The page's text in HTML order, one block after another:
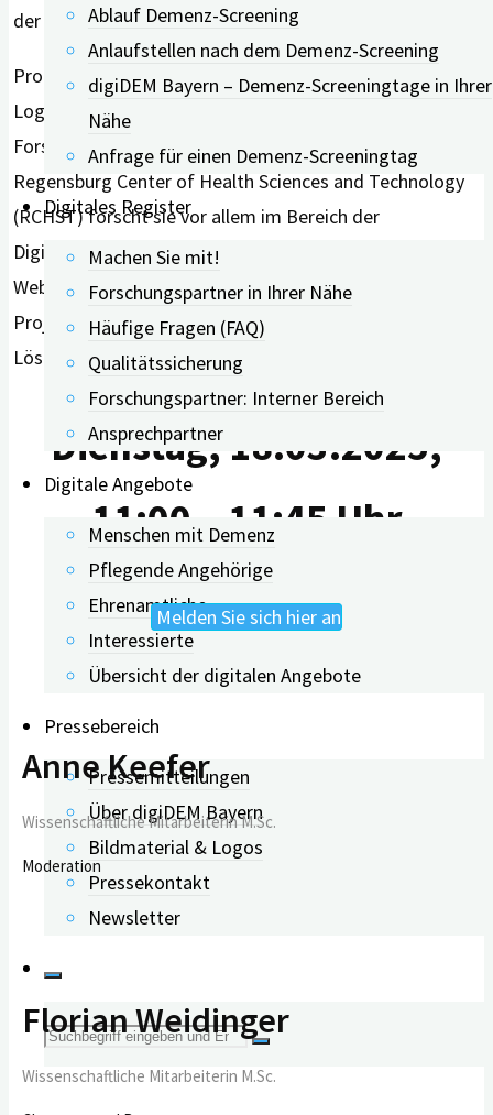
Ablauf Demenz-Screening
Anlaufstellen nach dem Demenz-Screening
digiDEM Bayern – Demenz-Screeningtage in Ihrer
Nähe
Anfrage für einen Demenz-Screeningtag
Digitales Register
Machen Sie mit!
Forschungspartner in Ihrer Nähe
Häufige Fragen (FAQ)
Qualitätssicherung
Forschungspartner: Interner Bereich
Ansprechpartner
Digitale Angebote
Menschen mit Demenz
Pflegende Angehörige
Ehrenamtliche
Interessierte
Übersicht der digitalen Angebote
Pressebereich
Pressemitteilungen
Über digiDEM Bayern
Bildmaterial & Logos
Pressekontakt
Newsletter
Suche
der Zukunft.
Prof. Dr. rer. medic. Norina Lauer ist Professorin für
Logopädie an der OTH Regensburg und hat dort das
Forschungsprojekt BaSeTaLK geleitet. Als Mitglied des
Regensburg Center of Health Sciences and Technology
(RCHST) forscht sie vor allem im Bereich der
Digitalisierung in der Logopädie. Im kommenden
Webinar gibt Prof. Dr. Lauer einen Einblick in das
Projekt ‚BaSeTaLK‘ und beschreibt den digitalen
Lösungsansatz der Biographiearbeit.
Dienstag, 18.03.2025,
11:00 – 11:45 Uhr
Melden Sie sich hier an
Anne Keefer
Wissenschaftliche Mitarbeiterin M.Sc.
Moderation
Florian Weidinger
Wissenschaftliche Mitarbeiterin M.Sc.